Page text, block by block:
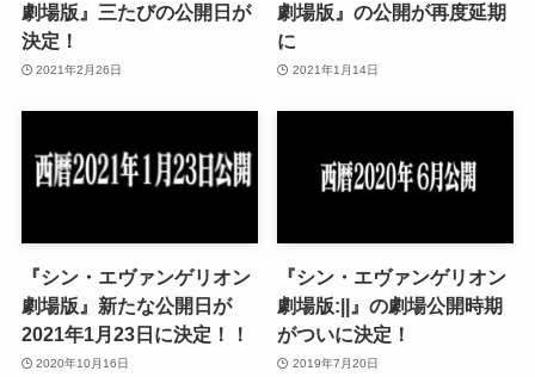
劇場版』三たびの公開日が
決定！
2021年2月26日
劇場版』の公開が再度延期
に
2021年1月14日
『シン・エヴァンゲリオン
劇場版』新たな公開日が
2021年1月23日に決定！！
2020年10月16日
『シン・エヴァンゲリオン
劇場版:||』の劇場公開時期
がついに決定！
2019年7月20日